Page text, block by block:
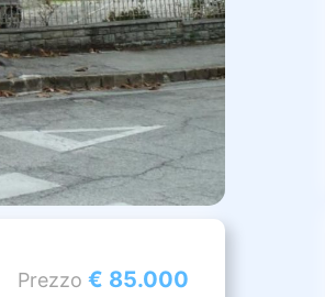
Prezzo € 85.000